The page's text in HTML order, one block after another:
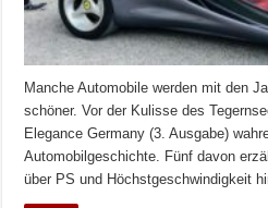
Manche Automobile werden mit den
schöner. Vor der Kulisse des
Elegance Germany (3. Ausgabe)
Automobilgeschichte. Fünf davon
über PS und Höchstgeschwindigkeit